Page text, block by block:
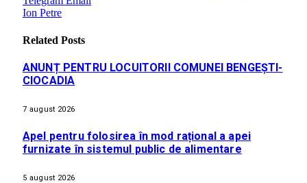
Ion Petre
Related Posts
ANUNȚ PENTRU LOCUITORII COMUNEI BENGEȘTI-
CIOCADIA
7 august 2026
Apel pentru folosirea în mod rațional a apei
furnizate în sistemul public de alimentare
5 august 2026